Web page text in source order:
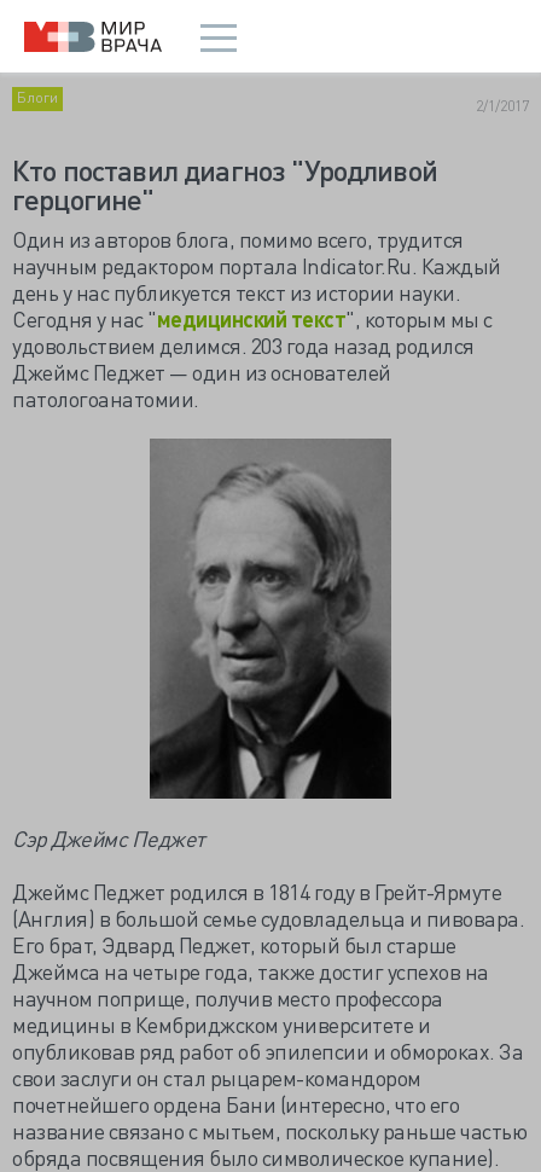
Блоги 2/1/2017
Кто поставил диагноз "Уродливой
герцогине"
Один из авторов блога, помимо всего, трудится
научным редактором портала Indicator.Ru. Каждый
день у нас публикуется текст из истории науки.
Сегодня у нас "медицинский текст", которым мы с
удовольствием делимся. 203 года назад родился
Джеймс Педжет — один из основателей
патологоанатомии.
Сэр Джеймс Педжет
Джеймс Педжет родился в 1814 году в Грейт-Ярмуте
(Англия) в большой семье судовладельца и пивовара.
Его брат, Эдвард Педжет, который был старше
Джеймса на четыре года, также достиг успехов на
научном поприще, получив место профессора
медицины в Кембриджском университете и
опубликовав ряд работ об эпилепсии и обмороках. За
свои заслуги он стал рыцарем-командором
почетнейшего ордена Бани (интересно, что его
название связано с мытьем, поскольку раньше частью
обряда посвящения было символическое купание).